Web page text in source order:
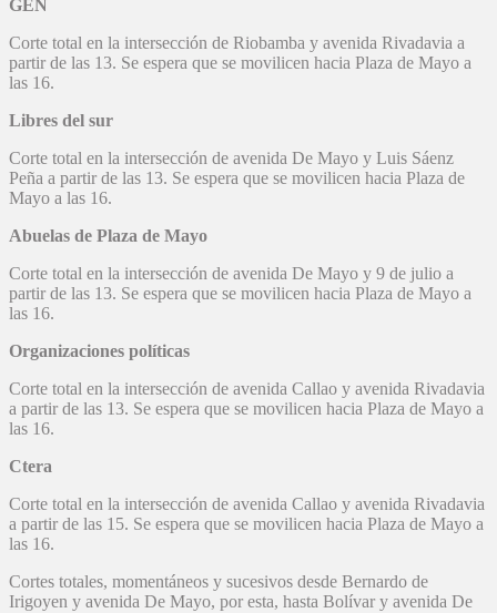
GEN
Corte total en la intersección de Riobamba y avenida Rivadavia a
partir de las 13. Se espera que se movilicen hacia Plaza de Mayo a
las 16.
Libres del sur
Corte total en la intersección de avenida De Mayo y Luis Sáenz
Peña a partir de las 13. Se espera que se movilicen hacia Plaza de
Mayo a las 16.
Abuelas de Plaza de Mayo
Corte total en la intersección de avenida De Mayo y 9 de julio a
partir de las 13. Se espera que se movilicen hacia Plaza de Mayo a
las 16.
Organizaciones políticas
Corte total en la intersección de avenida Callao y avenida Rivadavia
a partir de las 13. Se espera que se movilicen hacia Plaza de Mayo a
las 16.
Ctera
Corte total en la intersección de avenida Callao y avenida Rivadavia
a partir de las 15. Se espera que se movilicen hacia Plaza de Mayo a
las 16.
Cortes totales, momentáneos y sucesivos desde Bernardo de
Irigoyen y avenida De Mayo, por esta, hasta Bolívar y avenida De